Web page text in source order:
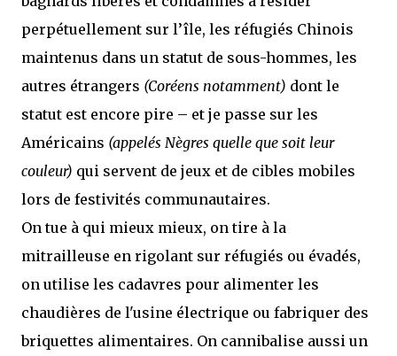
perpétuellement sur l’île, les réfugiés Chinois
maintenus dans un statut de sous-hommes, les
autres étrangers (Coréens notamment) dont le
statut est encore pire – et je passe sur les
Américains (appelés Nègres quelle que soit leur
couleur) qui servent de jeux et de cibles mobiles
lors de festivités communautaires.
On tue à qui mieux mieux, on tire à la
mitrailleuse en rigolant sur réfugiés ou évadés,
on utilise les cadavres pour alimenter les
chaudières de l'usine électrique ou fabriquer des
briquettes alimentaires. On cannibalise aussi un